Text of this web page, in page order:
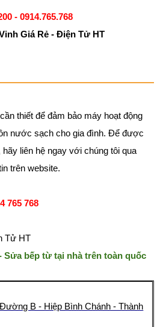
- 0914.765.768
Giá Rẻ - Điện Tử HT
thiết để đảm bảo máy hoạt động
nước sạch cho gia đình. Để được
liên hệ ngay với chúng tôi qua
trên website.
765 768
Tử HT
Sửa bếp từ tại nhà trên toàn quốc
B - Hiệp Bình Chánh - Thành